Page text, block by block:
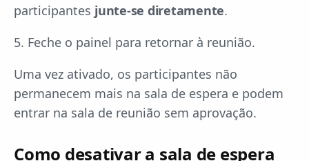
participantes junte-se diretamente.
5. Feche o painel para retornar à reunião.
Uma vez ativado, os participantes não
permanecem mais na sala de espera e podem
entrar na sala de reunião sem aprovação.
Como desativar a sala de espera